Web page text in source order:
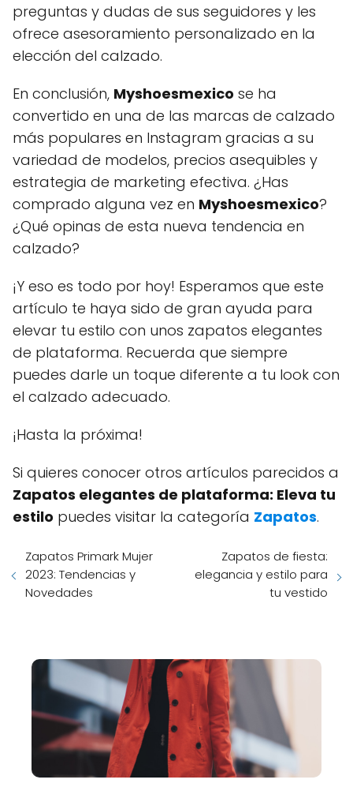
preguntas y dudas de sus seguidores y les
ofrece asesoramiento personalizado en la
elección del calzado.
En conclusión, Myshoesmexico se ha
convertido en una de las marcas de calzado
más populares en Instagram gracias a su
variedad de modelos, precios asequibles y
estrategia de marketing efectiva. ¿Has
comprado alguna vez en Myshoesmexico?
¿Qué opinas de esta nueva tendencia en
calzado?
¡Y eso es todo por hoy! Esperamos que este
artículo te haya sido de gran ayuda para
elevar tu estilo con unos zapatos elegantes
de plataforma. Recuerda que siempre
puedes darle un toque diferente a tu look con
el calzado adecuado.
¡Hasta la próxima!
Si quieres conocer otros artículos parecidos a
Zapatos elegantes de plataforma: Eleva tu
estilo puedes visitar la categoría Zapatos.
Zapatos Primark Mujer
2023: Tendencias y
Novedades
Zapatos de fiesta:
elegancia y estilo para
tu vestido